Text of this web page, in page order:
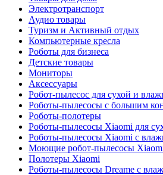
Электротранспорт
Аудио товары
Туризм и Активный отдых
Компьютерные кресла
Роботы для бизнеса
Детские товары
Мониторы
Аксессуары
Робот-пылесос для сухой и
Роботы-пылесосы с большим
Роботы-полотеры
Роботы-пылесосы Xiaomi для
Роботы-пылесосы Xiaomi с
Моющие робот-пылесосы
Полотеры Xiaomi
Роботы-пылесосы Dreame с